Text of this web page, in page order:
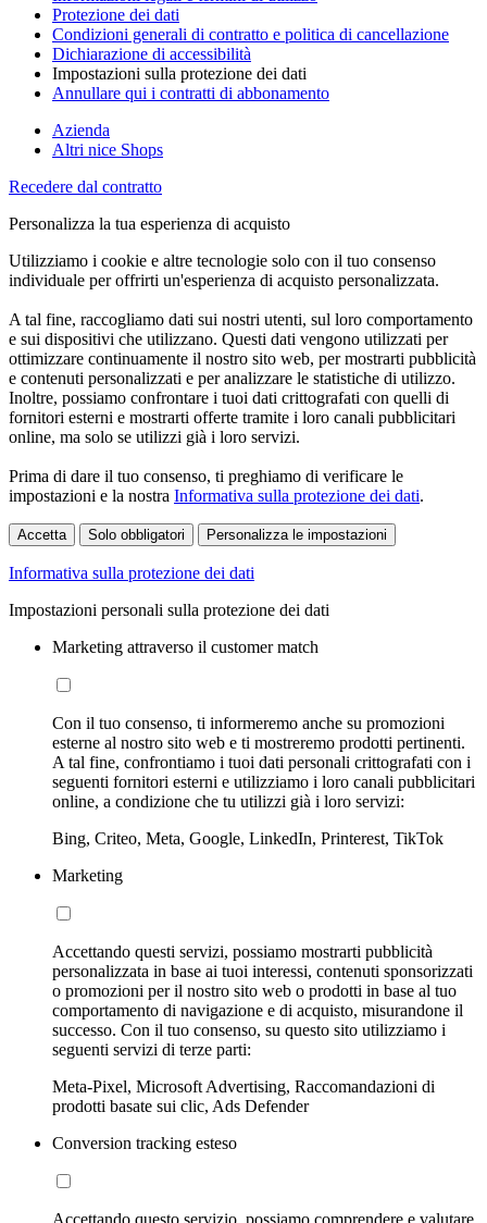
Protezione dei dati
Condizioni generali di contratto e politica di cancellazione
Dichiarazione di accessibilità
Impostazioni sulla protezione dei dati
Annullare qui i contratti di abbonamento
Azienda
Altri nice Shops
Recedere dal contratto
Personalizza la tua esperienza di acquisto
Utilizziamo i cookie e altre tecnologie solo con il tuo consenso
individuale per offrirti un'esperienza di acquisto personalizzata.
A tal fine, raccogliamo dati sui nostri utenti, sul loro comportamento
e sui dispositivi che utilizzano. Questi dati vengono utilizzati per
ottimizzare continuamente il nostro sito web, per mostrarti pubblicità
e contenuti personalizzati e per analizzare le statistiche di utilizzo.
Inoltre, possiamo confrontare i tuoi dati crittografati con quelli di
fornitori esterni e mostrarti offerte tramite i loro canali pubblicitari
online, ma solo se utilizzi già i loro servizi.
Prima di dare il tuo consenso, ti preghiamo di verificare le
impostazioni e la nostra Informativa sulla protezione dei dati.
Accetta Solo obbligatori Personalizza le impostazioni
Informativa sulla protezione dei dati
Impostazioni personali sulla protezione dei dati
Marketing attraverso il customer match
Con il tuo consenso, ti informeremo anche su promozioni
esterne al nostro sito web e ti mostreremo prodotti pertinenti.
A tal fine, confrontiamo i tuoi dati personali crittografati con i
seguenti fornitori esterni e utilizziamo i loro canali pubblicitari
online, a condizione che tu utilizzi già i loro servizi:
Bing, Criteo, Meta, Google, LinkedIn, Printerest, TikTok
Marketing
Accettando questi servizi, possiamo mostrarti pubblicità
personalizzata in base ai tuoi interessi, contenuti sponsorizzati
o promozioni per il nostro sito web o prodotti in base al tuo
comportamento di navigazione e di acquisto, misurandone il
successo. Con il tuo consenso, su questo sito utilizziamo i
seguenti servizi di terze parti:
Meta-Pixel, Microsoft Advertising, Raccomandazioni di
prodotti basate sui clic, Ads Defender
Conversion tracking esteso
Accettando questo servizio, possiamo comprendere e valutare